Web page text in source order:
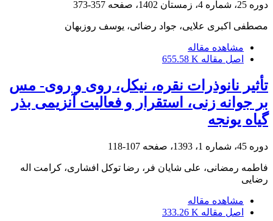
دوره 25، شماره 4، زمستان 1402، صفحه 357-373
مصطفی اکبری علایی، جواد رضائی، یوسف روزبهان
مشاهده مقاله
اصل مقاله 655.58 K
تأثیر نانوذرات نقره، نیکل، روی و روی- مس
بر جوانه زنی، استقرار و فعالیت آنزیمی بذر
گیاه یونجه
دوره 45، شماره 1، 1393، صفحه 107-118
فاطمه رمضانی، علی شایان فر، رضا توکل افشاری، کرامت اله
رضایی
مشاهده مقاله
اصل مقاله 333.26 K